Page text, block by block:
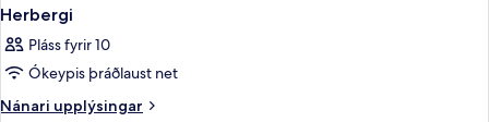
Herbergi
Pláss fyrir 10
Ókeypis þráðlaust net
Nánari upplýsingar
Nánari